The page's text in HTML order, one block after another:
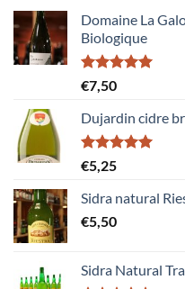
Domaine La
Biologique
Gewaardeerd
5.00
€7,50
Dujardin cidre
Gewaardeerd
5.00
€5,25
Sidra natural
€5,50
Sidra Natural